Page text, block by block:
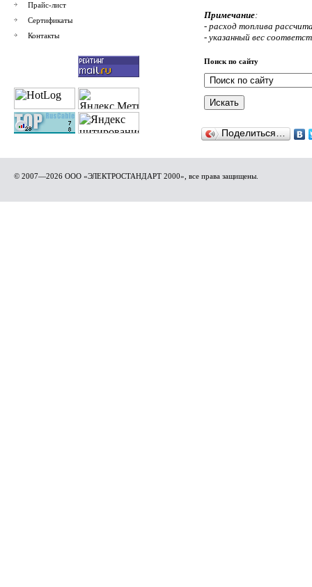
Прайс-лист
Сертификаты
Контакты
Примечание:
- расход топлива
- указанный вес
Поиск по сайту
Поделиться…
© 2007—2026 ООО «ЭЛЕКТРОСТАНДАРТ 2000», все права защищены.